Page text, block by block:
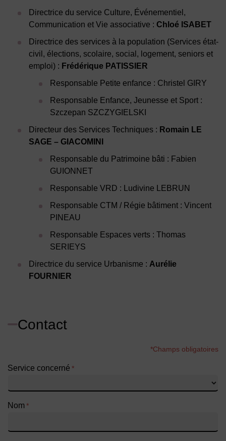
Directrice du service Culture, Événementiel,
Communication et Vie associative : Chloé ISABET
Directrice des services à la population (Services état-
civil, élections, scolaire, social, logement, seniors et
emploi) : Frédérique PATISSIER
Responsable Petite enfance : Christel GIRY
Responsable Enfance, Jeunesse et Sport :
Szczepan SZCZYGIELSKI
Directeur des Services Techniques : Romain LE
SAGE – GIACOMINI
Responsable du Patrimoine bâti : Fabien
GUIONNET
Responsable VRD : Ludivine LEBRUN
Responsable CTM / Régie bâtiment : Vincent
PINEAU
Responsable Espaces verts : Thomas
SERIEYS
Directrice du service Urbanisme : Aurélie
FOURNIER
Contact
*Champs obligatoires
Service concerné *
Nom *